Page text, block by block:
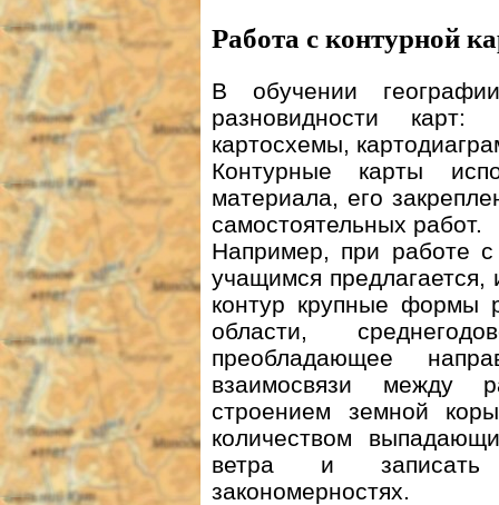
Работа с контурной
В обучении
разновидности карт:
картосхемы,
Контурные карты
материала, его
самостоятельных работ.
Например, при работе
учащимся предлагается,
контур крупные формы
области,
преобладающее
взаимосвязи между
строением земной
количеством
ветра и
закономерностях.